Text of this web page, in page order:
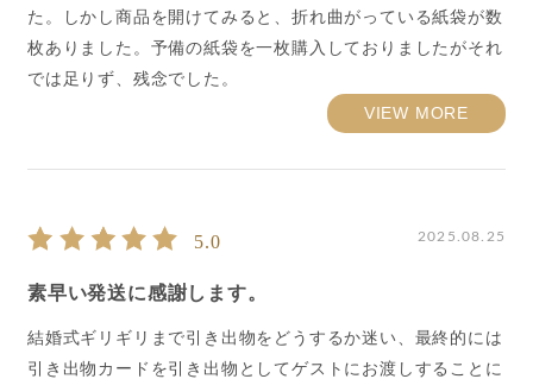
た。しかし商品を開けてみると、折れ曲がっている紙袋が数
枚ありました。予備の紙袋を一枚購入しておりましたがそれ
では足りず、残念でした。
VIEW MORE
5.0
素早い発送に感謝します。
2025.08.25
結婚式ギリギリまで引き出物をどうするか迷い、最終的には
引き出物カードを引き出物としてゲストにお渡しすることに